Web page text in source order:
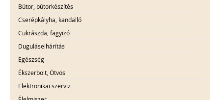
Bútor, bútorkészítés
Cserépkályha, kandalló
Cukrászda, fagyizó
Duguláselhárítás
Egészség
Ékszerbolt, Ötvös
Elektronikai szerviz